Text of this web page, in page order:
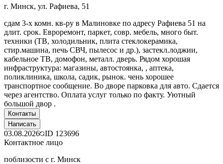
г. Минск, ул. Рафиева, 51
сдам 3-х комн. кв-ру в Малиновке по адресу Рафиева 51 на
длит. срок. Евроремонт, паркет, совр. мебель, много быт.
техники (ТВ, холодильник, плита стеклокерамика,
стир.машина, печь СВЧ, пылесос и др.), застекл.лоджии,
кабельное ТВ, домофон, металл. дверь. Рядом хорошая
инфраструктура: магазины, автостоянка, , аптека,
поликлиника, школа, садик, рынок. чень хорошее
транспортное сообщение. Во дворе парковка для авто. Сдается
через агентство. Оплата услуг только по факту. Уютный
большой двор .
Контакты
Написать
03.08.2026 ID 123696
Контактное лицо
поблизости с г. Минск